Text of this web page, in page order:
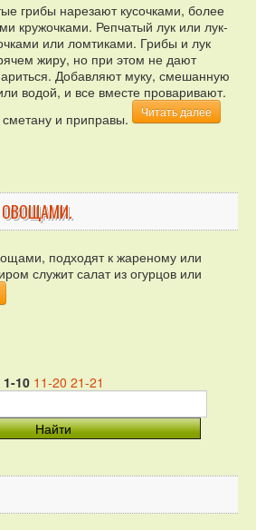
грибы нарезают кусочками, более
кружочками. Репчатый лук или лук-
или ломтиками. Грибы и лук
жиру, но при этом не дают
Добавляют муку, смешанную
водой, и все вместе проваривают.
и приправы.
Читать далее
ОВОЩАМИ.
подходят к жареному или
служит салат из огурцов или
1-10 11-20 21-21